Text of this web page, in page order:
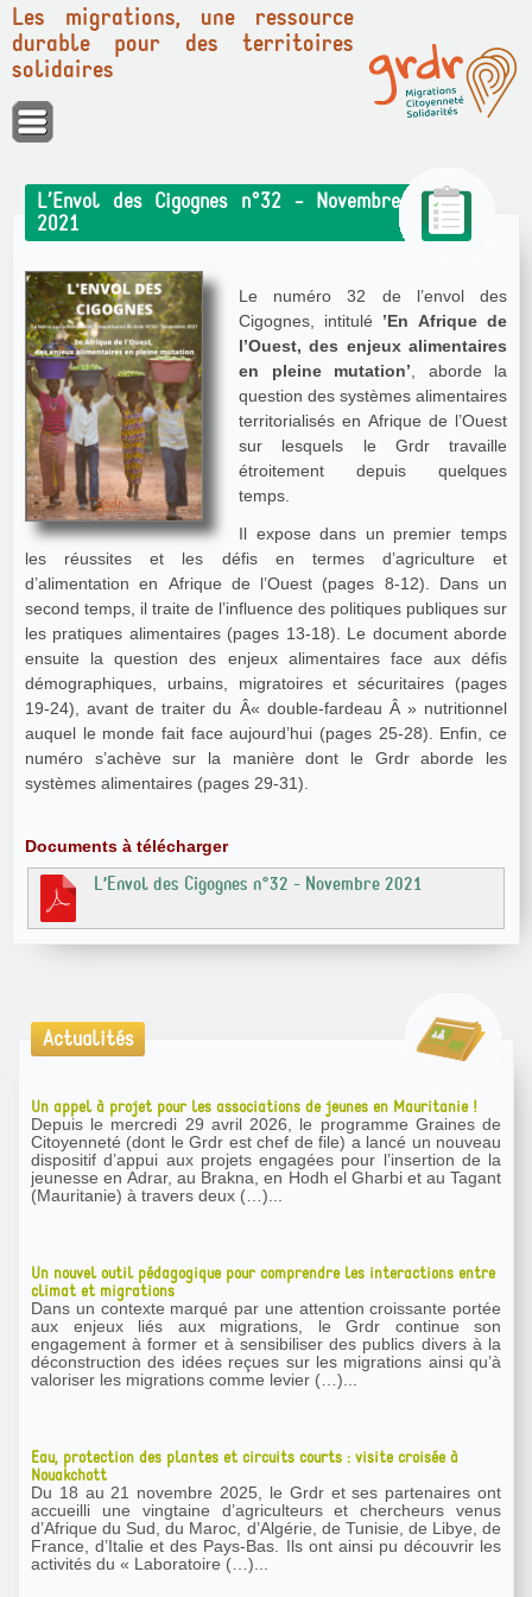
Panneau de gestion des cookies
Les migrations, une ressource
durable pour des territoires
solidaires
L’Envol des Cigognes n°32 - Novembre
2021
Le numéro 32 de l’envol des
Cigognes, intitulé ’En Afrique de
l’Ouest, des enjeux alimentaires
en pleine mutation’ , aborde la
question des systèmes alimentaires
territorialisés en Afrique de l’Ouest
sur lesquels le Grdr travaille
étroitement depuis quelques
temps.
Il expose dans un premier temps
les réussites et les défis en termes d’agriculture et
d’alimentation en Afrique de l’Ouest (pages 8-12). Dans un
second temps, il traite de l’influence des politiques publiques sur
les pratiques alimentaires (pages 13-18). Le document aborde
ensuite la question des enjeux alimentaires face aux défis
démographiques, urbains, migratoires et sécuritaires (pages
19-24), avant de traiter du Â« double-fardeau Â » nutritionnel
auquel le monde fait face aujourd’hui (pages 25-28). Enfin, ce
numéro s’achève sur la manière dont le Grdr aborde les
systèmes alimentaires (pages 29-31).
Documents à télécharger
L’Envol des Cigognes n°32 - Novembre 2021
Actualités
Un appel à projet pour les associations de jeunes en Mauritanie !
Depuis le mercredi 29 avril 2026, le programme Graines de
Citoyenneté (dont le Grdr est chef de file) a lancé un nouveau
dispositif d’appui aux projets engagées pour l’insertion de la
jeunesse en Adrar, au Brakna, en Hodh el Gharbi et au Tagant
(Mauritanie) à travers deux (…)...
Un nouvel outil pédagogique pour comprendre les interactions entre
climat et migrations
Dans un contexte marqué par une attention croissante portée
aux enjeux liés aux migrations, le Grdr continue son
engagement à former et à sensibiliser des publics divers à la
déconstruction des idées reçues sur les migrations ainsi qu’à
valoriser les migrations comme levier (…)...
Eau, protection des plantes et circuits courts : visite croisée à
Nouakchott
Du 18 au 21 novembre 2025, le Grdr et ses partenaires ont
accueilli une vingtaine d’agriculteurs et chercheurs venus
d’Afrique du Sud, du Maroc, d’Algérie, de Tunisie, de Libye, de
France, d’Italie et des Pays-Bas. Ils ont ainsi pu découvrir les
activités du « Laboratoire (…)...